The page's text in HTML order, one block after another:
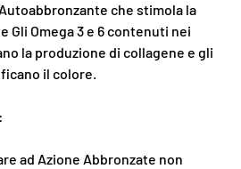
che stimola la
Gli Omega 3 e 6 contenuti nei
la produzione di collagene e gli
il colore.
ad Azione Abbronzate non